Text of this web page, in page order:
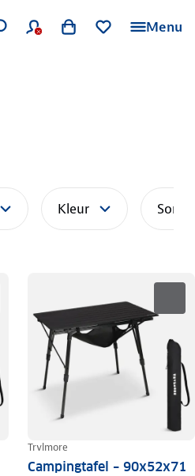
Menu
Kleur
Trvlmore
Campingtafel – 90x52x71